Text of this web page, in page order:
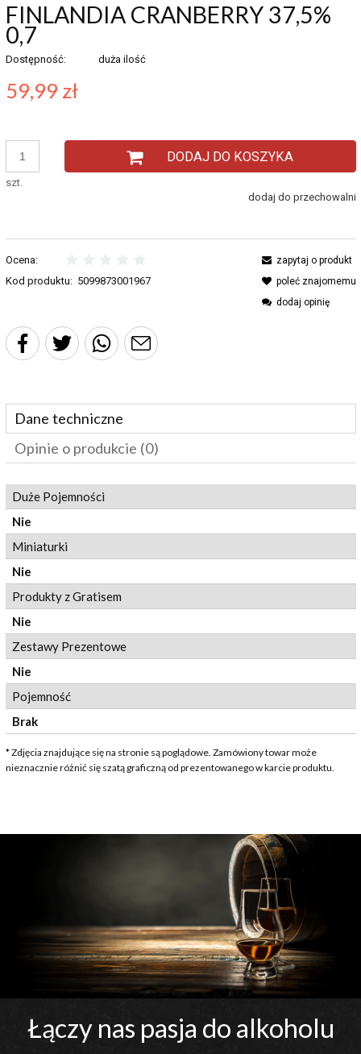
FINLANDIA CRANBERRY 37,5%
0,7
Dostępność: duża ilość
59,99 zł
szt.
DODAJ DO KOSZYKA
dodaj do przechowalni
Ocena:
Kod produktu: 5099873001967
zapytaj o produkt
poleć znajomemu
dodaj opinię
Dane techniczne
Opinie o produkcie (0)
Duże Pojemności
Nie
Miniaturki
Nie
Produkty z Gratisem
Nie
Zestawy Prezentowe
Nie
Pojemność
Brak
* Zdjęcia znajdujące się na stronie są poglądowe. Zamówiony towar może
nieznacznie różnić się szatą graficzną od prezentowanego w karcie produktu.
Łączy nas pasja do alkoholu